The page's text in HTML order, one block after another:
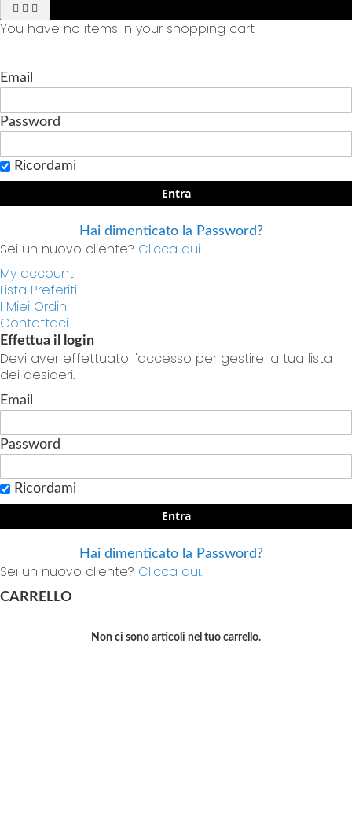
You have no items in your shopping cart
Email
Password
Ricordami
Entra
Hai dimenticato la Password?
Sei un nuovo cliente? Clicca qui.
My account
Lista Preferiti
I Miei Ordini
Contattaci
Effettua il login
Devi aver effettuato l'accesso per gestire la tua lista
dei desideri.
Email
Password
Ricordami
Entra
Hai dimenticato la Password?
Sei un nuovo cliente? Clicca qui.
CARRELLO
Non ci sono articoli nel tuo carrello.